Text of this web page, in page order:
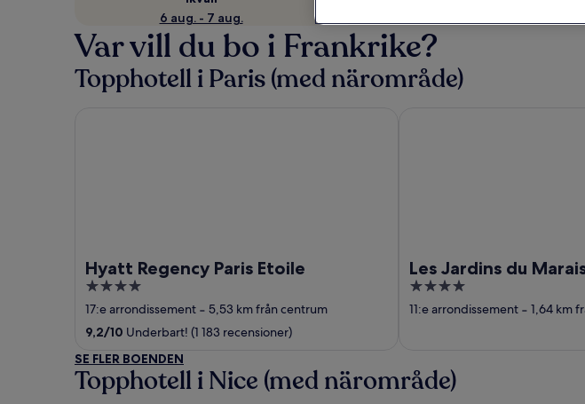
6 aug. - 7 aug.
Var vill du bo i Frankrike?
Topphotell i Paris (med närområde)
Hyatt Regency Paris Etoile
4
out
of
5
17:e arrondissement ‐ 5,53 km från centrum
9,2/10 Underbart! (1 183 recensioner)
Les Jardins du
4
out
11:e arrondissement ‐ 1,64 km
SE FLER BOENDEN
Topphotell i Nice (med närområde)